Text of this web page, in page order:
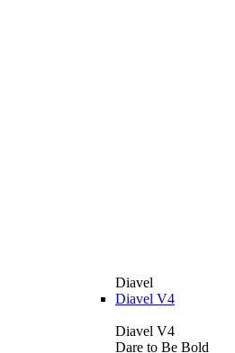
Diavel
Diavel V4
Diavel V4
Dare to Be Bold